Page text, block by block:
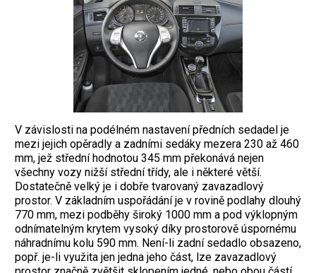
V závislosti na podélném nastavení předních sedadel je
mezi jejich opěradly a zadními sedáky mezera 230 až 460
mm, jež střední hodnotou 345 mm překonává nejen
všechny vozy nižší střední třídy, ale i některé větší.
Dostatečně velký je i dobře tvarovaný zavazadlový
prostor. V základním uspořádání je v rovině podlahy dlouhý
770 mm, mezi podběhy široký 1000 mm a pod výklopným
odnímatelným krytem vysoký díky prostorově úspornému
náhradnímu kolu 590 mm. Není-li zadní sedadlo obsazeno,
popř. je-li využita jen jedna jeho část, lze zavazadlový